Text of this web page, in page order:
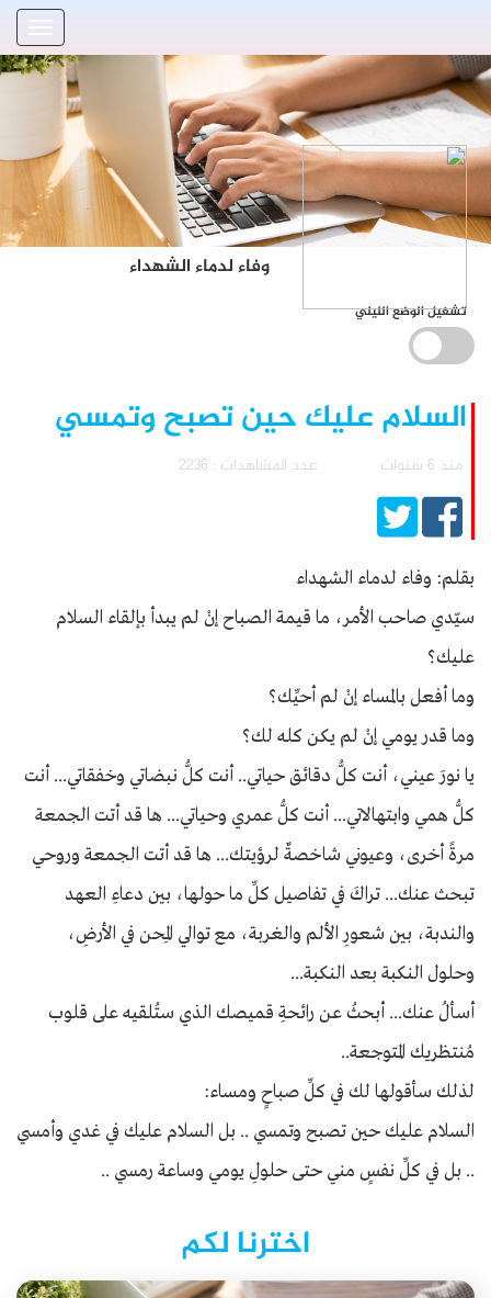
وفاء لدماء الشهداء
تشغيل الوضع الليلي
السلام عليك حين تصبح وتمسي
منذ 6 سنوات عدد المشاهدات : 2236
بقلم: وفاء لدماء الشهداء
سيّدي صاحب الأمر، ما قيمة الصباح إنْ لم يبدأ بإلقاء السلام
عليك؟
وما أفعل بالمساء إنْ لم أحيِّك؟
وما قدر يومي إنْ لم يكن كله لك؟
يا نورَ عيني، أنت كلُّ دقائق حياتي.. أنت كلُّ نبضاتي وخفقاتي... أنت
كلُّ همي وابتهالاتي... أنت كلُّ عمري وحياتي... ها قد أتت الجمعة
مرةً أخرى، وعيوني شاخصةٌ لرؤيتك... ها قد أتت الجمعة وروحي
تبحث عنك... تراكَ في تفاصيل كلِّ ما حولها، بين دعاءِ العهد
والندبة، بين شعورِ الألم والغربة، مع توالي المِحن في الأرضِ،
وحلول النكبة بعد النكبة...
أسألُ عنك... أبحثُ عن رائحةِ قميصك الذي ستُلقيه على قلوب
مُنتظريك المتوجعة..
لذلك سأقولها لك في كلِّ صباحٍ ومساء:
السلام عليك حين تصبح وتمسي .. بل السلام عليك في غدي وأمسي
.. بل في كلِّ نفسٍ مني حتى حلولِ يومي وساعة رمسي ..
اخترنا لكم